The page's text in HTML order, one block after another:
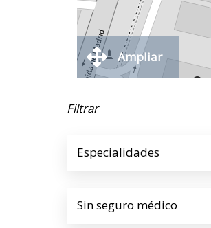
Ampliar
Filtrar
Especialidades
Sin seguro médico